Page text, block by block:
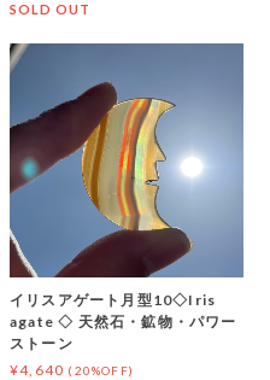
SOLD OUT
イリスアゲート月型10◇Iris
agate ◇ 天然石・鉱物・パワー
ストーン
¥4,640 (20%OFF)